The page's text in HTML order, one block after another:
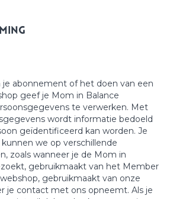
je abonnement of het doen van een
geef je Mom in Balance
te verwerken. Met
wordt informatie bedoeld
geïdentificeerd kan worden. Je
we op verschillende
zoals wanneer je de Mom in
gebruikmaakt van het Member
gebruikmaakt van onze
je contact met ons opneemt. Als je